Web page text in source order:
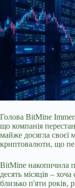
Голова BitMine
що компанія
майже досягла своєї
криптовалюти, що
BitMine накопичила
десять місяців –
близько п'яти років,